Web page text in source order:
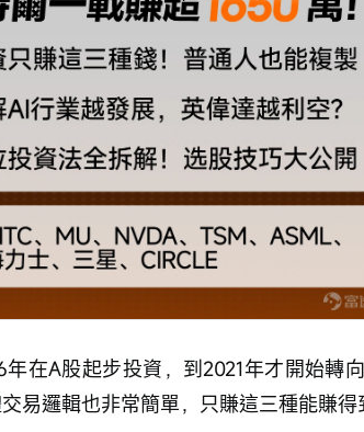
年在A股起步投資，到2021年才開始轉
易邏輯也非常簡單，只賺這三種能賺得